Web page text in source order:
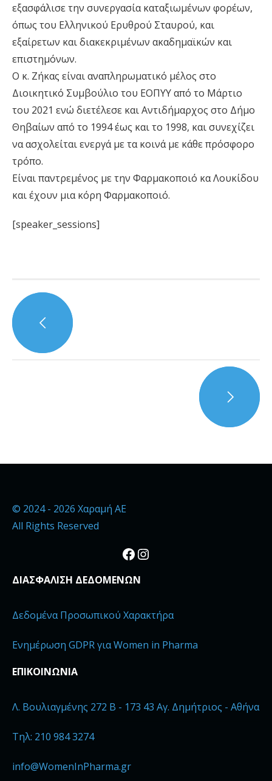
εξασφάλισε την συνεργασία καταξιωμένων φορέων,
όπως του Ελληνικού Ερυθρού Σταυρού, και
εξαίρετων και διακεκριμένων ακαδημαϊκών και
επιστημόνων.
Ο κ. Ζήκας είναι αναπληρωματικό μέλος στο
Διοικητικό Συμβούλιο του ΕΟΠΥΥ από το Μάρτιο
του 2021 ενώ διετέλεσε και Αντιδήμαρχος στο Δήμο
Θηβαίων από το 1994 έως και το 1998, και συνεχίζει
να ασχολείται ενεργά με τα κοινά με κάθε πρόσφορο
τρόπο.
Είναι παντρεμένος με την Φαρμακοποιό κα Λουκίδου
και έχουν μια κόρη Φαρμακοποιό.
[speaker_sessions]
© 2024 - 2026 Χαραμή ΑΕ
All Rights Reserved
Facebook
Instagram
ΔΙΑΣΦΑΛΙΣΗ ΔΕΔΟΜΕΝΩΝ
Δεδομένα Προσωπικού Χαρακτήρα
Ενημέρωση GDPR για Women in Pharma
ΕΠΙΚΟΙΝΩΝΙΑ
Λ. Βουλιαγμένης 272 B - 173 43 Αγ. Δημήτριος - Αθήνα
Τηλ: 210 984 3274
info@WomenInPharma.gr